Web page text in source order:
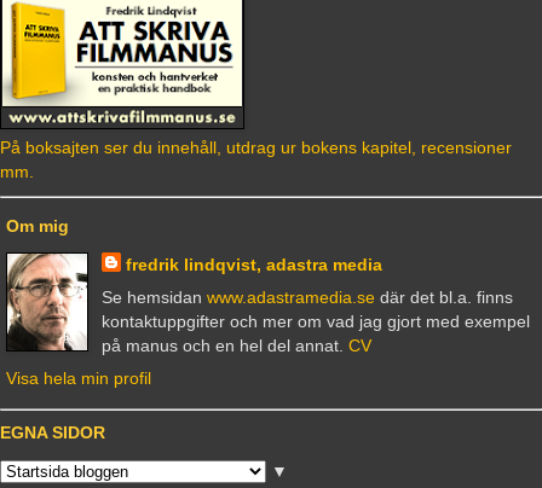
På boksajten ser du innehåll, utdrag ur bokens kapitel, recensioner
mm.
Om mig
fredrik lindqvist, adastra media
Se hemsidan www.adastramedia.sedär det bl.a. finns
kontaktuppgifter och mer om vad jag gjort med exempel
på manus och en hel del annat. CV
Visa hela min profil
EGNA SIDOR
▼